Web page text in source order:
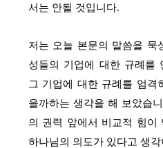
서는 안될 것입니다.
저는 오늘 본문의 말씀을 묵
성들의 기업에 대한 규례를
그 기업에 대한 규례를 엄격
을까하는 생각을 해 보았습
의 권력 앞에서 비교적 힘이
하나님의 의도가 있다고 생